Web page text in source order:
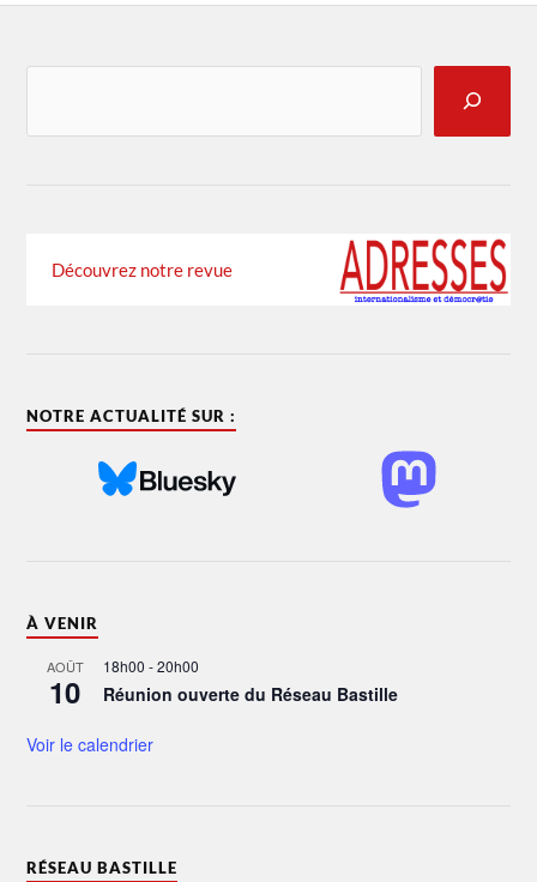
Découvrez notre revue
NOTRE ACTUALITÉ SUR :
À VENIR
AOÛT
10
18h00 -20h00
Réunion ouverte du Réseau Bastille
Voir le calendrier
RÉSEAU BASTILLE